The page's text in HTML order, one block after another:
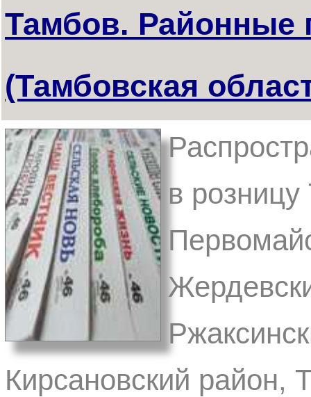
Тамбов. Районные
(Тамбовская
в
Кирсановский район,